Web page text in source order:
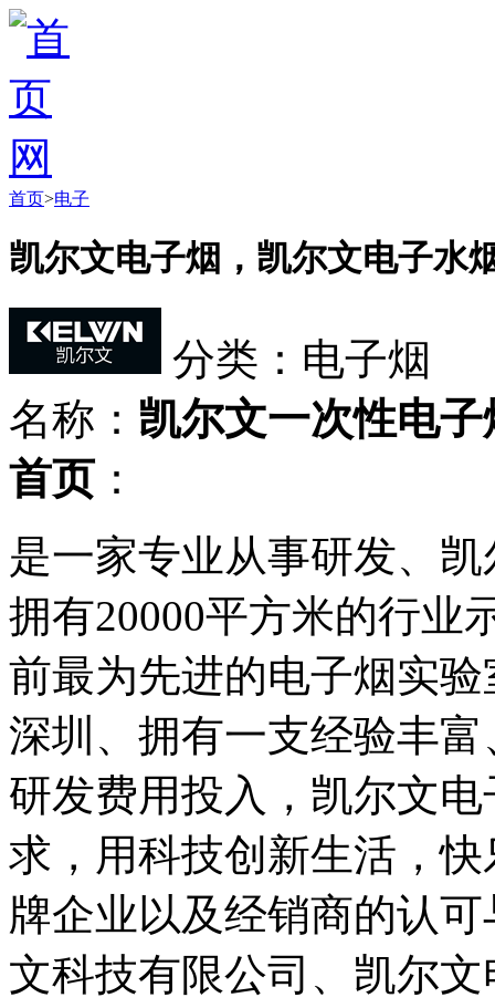
首页>电子
凯尔文电子烟，凯尔文电子水
分类：电子烟
名称： 凯尔文一次性电子
首页 ：
是一家专业从事研发、
拥有20000平方米的行业
前最为先进的电子烟实
深圳、拥有一支经验丰
研发费用投入，凯尔文
求，用科技创新生活，
牌企业以及经销商的认
文科技有限公司、凯尔